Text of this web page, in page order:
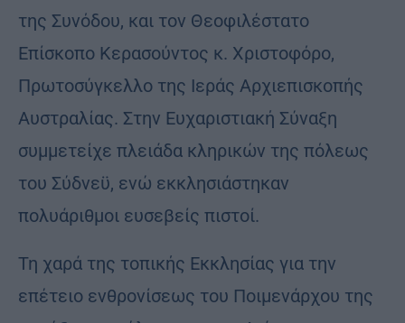
της Συνόδου, και τον Θεοφιλέστατο
Επίσκοπο Κερασούντος κ. Χριστοφόρο,
Πρωτοσύγκελλο της Ιεράς Αρχιεπισκοπής
Αυστραλίας. Στην Ευχαριστιακή Σύναξη
συμμετείχε πλειάδα κληρικών της πόλεως
του Σύδνεϋ, ενώ εκκλησιάστηκαν
πολυάριθμοι ευσεβείς πιστοί.
Τη χαρά της τοπικής Εκκλησίας για την
επέτειο ενθρονίσεως του Ποιμενάρχου της